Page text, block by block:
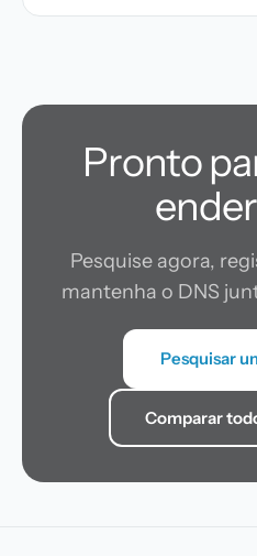
Pronto
Pesquise agora,
mantenha o DNS
Pesquisar
Comparar